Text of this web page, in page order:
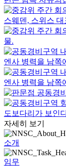
자세히 보기
소개
임무